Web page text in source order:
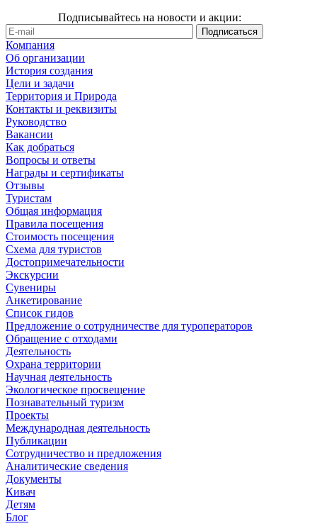
Подписывайтесь на новости и акции:
Компания
Об организации
История создания
Цели и задачи
Территория и Природа
Контакты и реквизиты
Руководство
Вакансии
Как добраться
Вопросы и ответы
Награды и сертификаты
Отзывы
Туристам
Общая информация
Правила посещения
Стоимость посещения
Схема для туристов
Достопримечательности
Экскурсии
Сувениры
Анкетирование
Список гидов
Предложение о сотрудничестве для туроператоров
Обращение с отходами
Деятельность
Охрана территории
Научная деятельность
Экологическое просвещение
Познавательный туризм
Проекты
Международная деятельность
Публикации
Сотрудничество и предложения
Аналитические сведения
Документы
Кивач
Детям
Блог